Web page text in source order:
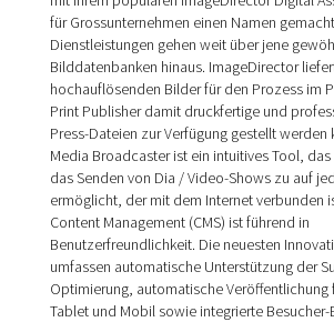
für Grossunternehmen einen Namen
Dienstleistungen gehen weit über jene
Bilddatenbanken hinaus. ImageDirector
hochauflösenden Bilder für den Prozess im
Print Publisher damit druckfertige und
Press-Dateien zur Verfügung gestellt werden
Media Broadcaster ist ein intuitives Tool,
das Senden von Dia / Video-Shows zu auf
ermöglicht, der mit dem Internet verbunden
Content Management (CMS) ist führend in
Benutzerfreundlichkeit. Die neuesten
umfassen automatische Unterstützung der
Optimierung, automatische Veröffentlichung
Tablet und Mobil sowie integrierte Besucher-